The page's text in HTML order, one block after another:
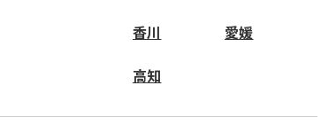
香川 愛媛
高知